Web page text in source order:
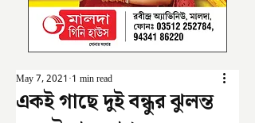
একই গাছে দুই বন্ধুর ঝুলন্ত
May 7, 2021 1 min read